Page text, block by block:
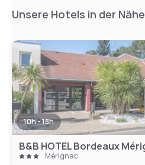
Unsere Hotels in der Nähe
10h - 18h
Mérignac